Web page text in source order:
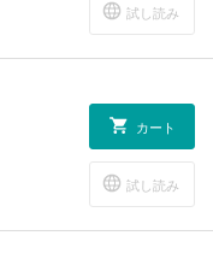
試し読み
カート
試し読み